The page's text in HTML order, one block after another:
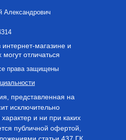
права защищены
магазине и
отличаться
представленная на
исключительно
и ни при каких
публичной офертой,
Александрович